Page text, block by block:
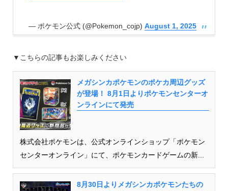
— ポケモン公式 (@Pokemon_cojp) August 1, 2025
▼こちらの記事もお楽しみください
メガシンカポケモンのポケカ周辺グッズ
が登場！ 8月1日よりポケモンセンターオ
ンラインにて発売
株式会社ポケモンは、公式オンラインショップ「ポケモン
センターオンライン」にて、ポケモンカードゲームの新...
8月30日よりメガシンカポケモンたちの